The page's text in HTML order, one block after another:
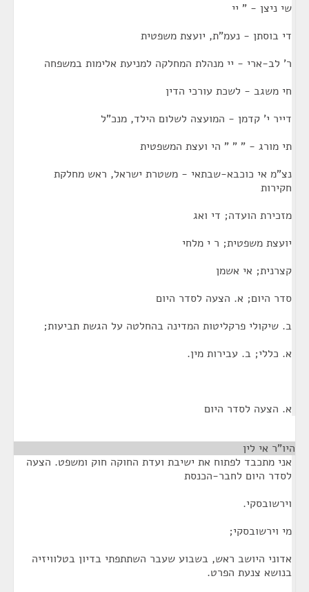
שי ניצן - " יי
די בוסתן - נעמ"ת, יועצת משפטית
ר' לב-ארי - יי מנהלת המחלקה למניעת אלימות במשפחה
חי משגב - לשכת עורכי הדין
דייר י' קדמן - המועצה לשלום הילד, מנכ"ל
תי מורג - " " " הי ועצת המשפטית
נצ"מ אי כוכבא-שבתאי - משטרת ישראל, ראש מחלקת
חקירות
מזכירת הועדה; די ואג
יועצת משפטית; ר י מלחי
קצרנית; אי אשמן
סדר היום; א. הצעה לסדר היום
ב. שיקולי פרקליטות המדינה בהחלטה על הגשת תביעות;
א. כללי; ב. עבירות מין.
א. הצעה לסדר היום
היו"ר אי לין
אני מתכבד לפתוח את ישיבת ועדת החוקה חוק ומשפט. הצעה
לסדר היום לחבר-הכנסת
וירשובסקי.
מי וירשובסקי;
אדוני היושב ראש, בשבוע שעבר השתתפתי בדיון בטלוויזיה
בנושא צנעת הפרט.